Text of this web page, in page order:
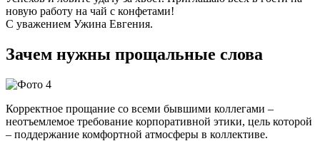
новую работу на чай с конфетами!
С уважением Ужина Евгения.
Зачем нужны прощальные слова
Корректное прощание со всеми бывшими коллегами –
неотъемлемое требование корпоративной этики, цель которой
– поддержание комфортной атмосферы в коллективе.